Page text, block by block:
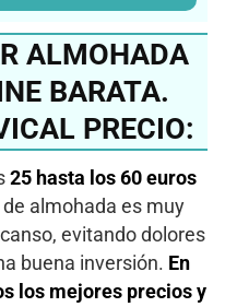
ALMOHADA
BARATA.
PRECIO:
25 hasta los 60 euros
almohada es muy
evitando dolores
buena inversión. En
los mejores precios y